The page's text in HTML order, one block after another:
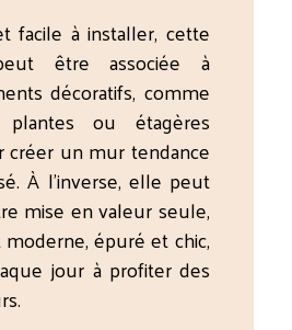
facile à installer, cette
être associée à
décoratifs, comme
ou étagères
créer un mur tendance
À l’inverse, elle peut
mise en valeur seule,
épuré et chic,
jour à profiter des